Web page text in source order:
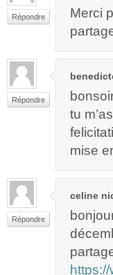
Répondre
Merci
Répondre
tu
mise
Répondre
celine